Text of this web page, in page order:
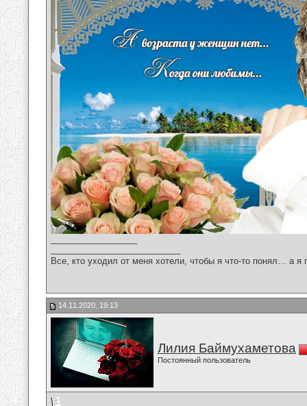
Все, кто уходил от меня хотели, чтобы я что-то понял… а
14.11.2020, 19:13
Лилия Баймухаметова
Постоянный пользователь